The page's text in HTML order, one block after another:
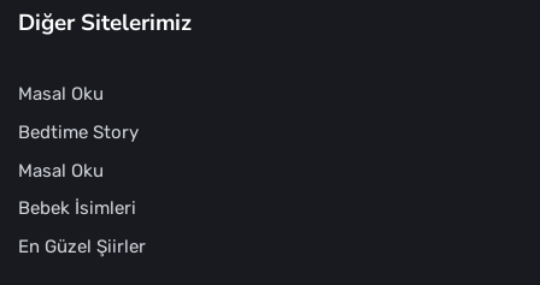
Diğer Sitelerimiz
Masal Oku
Bedtime Story
Masal Oku
Bebek İsimleri
En Güzel Şiirler